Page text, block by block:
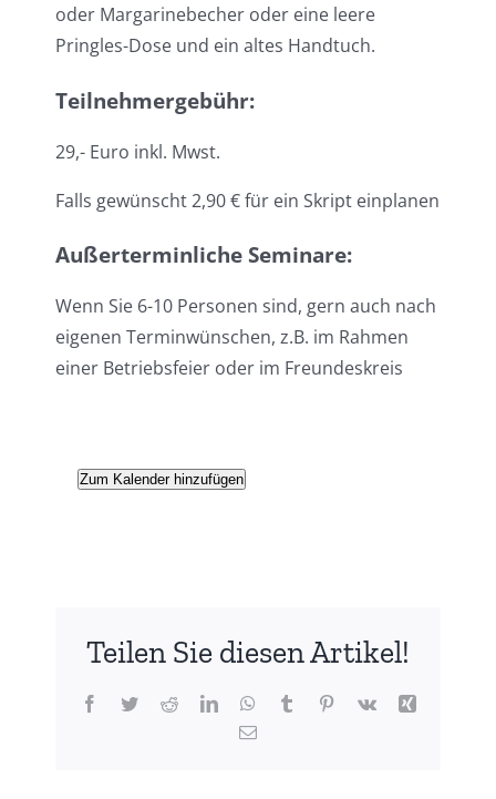
oder Margarinebecher oder eine leere
Pringles-Dose und ein altes Handtuch.
Teilnehmergebühr:
29,- Euro inkl. Mwst.
Falls gewünscht 2,90 € für ein Skript einplanen
Außerterminliche Seminare:
Wenn Sie 6-10 Personen sind, gern auch nach
eigenen Terminwünschen, z.B. im Rahmen
einer Betriebsfeier oder im Freundeskreis
Zum Kalender hinzufügen
Teilen Sie diesen Artikel!
Facebook
TwitterRedditLinkedInWhatsApp
TumblrPinterest
Vk
Xing
E-